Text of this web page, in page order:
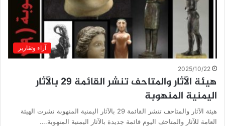
آراء وتقارير
2025/10/22
هيئة الآثار والمتاحف تنشر القائمة 29 بالآثار
اليمنية المنهوبة
هيئة الآثار والمتاحف تنشر القائمة 29 بالآثار اليمنية المنهوبة نشرت الهيئة
العامة للآثار والمتاحف اليوم قائمة جديدة بالآثار اليمنية المنهوبة.…